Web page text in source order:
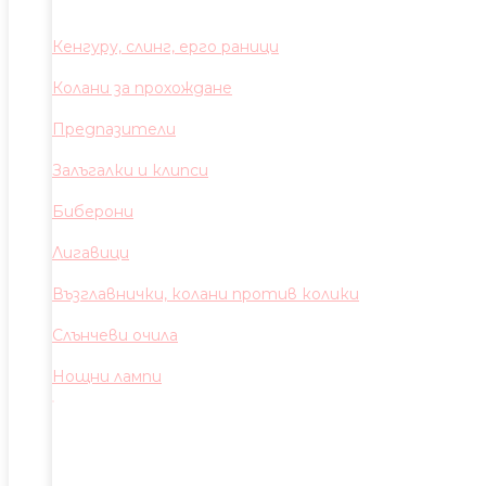
Кенгуру, слинг, ерго раници
Колани за прохождане
Предпазители
Залъгалки и клипси
Биберони
Лигавици
Възглавнички, колани против колики
Слънчеви очила
Нощни лампи